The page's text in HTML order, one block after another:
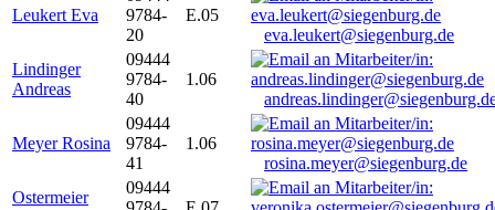
Leukert Eva
9784-
20
E.05
eva.leukert@siegenburg.de
Lindinger
Andreas
09444
9784-
40
1.06
Meyer Rosina
09444
9784-
41
1.06
rosina.meyer@siegenburg.de
Ostermeier
09444